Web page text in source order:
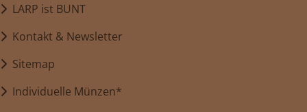
LARP ist BUNT
Kontakt & Newsletter
Sitemap
Individuelle Münzen*